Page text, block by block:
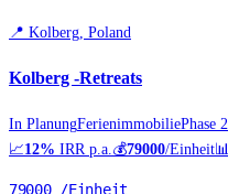
📍 Kolberg, Poland
Kolberg -Retreats
In PlanungFerienimmobiliePhase 2
📈12% IRR p.a. 💰79000/Einheit📊
79000/Einheit